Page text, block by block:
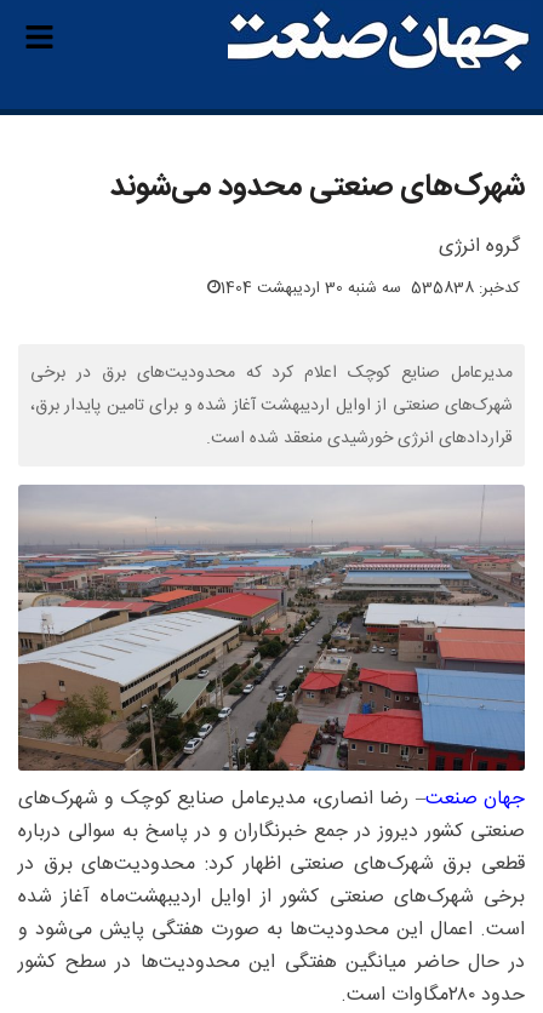
شهرک‌های صنعتی محدود می‌شوند
گروه انرژی
کدخبر: 535838 سه شنبه 30 اردیبهشت 1404
مدیرعامل صنایع کوچک اعلام کرد که محدودیت‌های برق در برخی
شهرک‌های صنعتی از اوایل اردیبهشت آغاز شده و برای تامین پایدار برق،
قراردادهای انرژی خورشیدی منعقد شده است.
جهان صنعت– رضا انصاری، مدیرعامل صنایع کوچک و شهرک‌های
صنعتی کشور دیروز در جمع خبرنگاران و در پاسخ به سوالی درباره
قطعی برق شهرک‌های صنعتی اظهار کرد: محدودیت‌های برق در
برخی شهرک‌های صنعتی کشور از اوایل اردیبهشت‌ماه آغاز شده
است. اعمال این محدودیت‌ها به صورت هفتگی پایش می‌شود و
در حال حاضر میانگین هفتگی این محدودیت‌ها در سطح کشور
حدود ۲۸۰‌مگاوات است.